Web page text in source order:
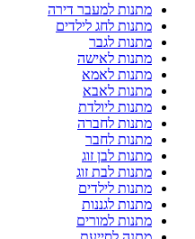
מתנות למעבר דירה
מתנות לחג לילדים
מתנות לגבר
מתנות לאישה
מתנות לאמא
מתנות לאבא
מתנות ליולדת
מתנות לחברה
מתנות לחבר
מתנות לבן זוג
מתנות לבת זוג
מתנות לילדים
מתנות לגננות
מתנות למורים